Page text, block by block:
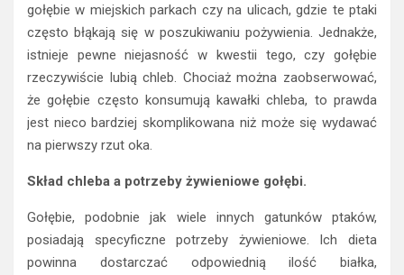
gołębie w miejskich parkach czy na ulicach, gdzie te ptaki
często błąkają się w poszukiwaniu pożywienia. Jednakże,
istnieje pewne niejasność w kwestii tego, czy gołębie
rzeczywiście lubią chleb. Chociaż można zaobserwować,
że gołębie często konsumują kawałki chleba, to prawda
jest nieco bardziej skomplikowana niż może się wydawać
na pierwszy rzut oka.
Skład chleba a potrzeby żywieniowe gołębi.
Gołębie, podobnie jak wiele innych gatunków ptaków,
posiadają specyficzne potrzeby żywieniowe. Ich dieta
powinna dostarczać odpowiednią ilość białka,